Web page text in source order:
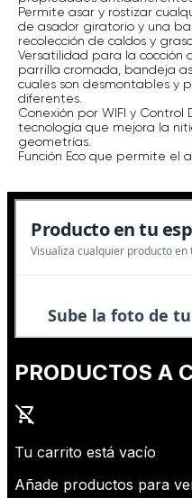
Permite asar y rostizar
de asador giratorio y una
recolección de caldos y
Versatilidad para la cocción
parrilla cromada, bandeja
cuales son desmontables y
diferentes.
Conexión por WIFI y Control
tecnología que mejora la
geometrías.
Función Eco que permite el